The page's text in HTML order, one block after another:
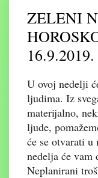
ZELENI
16.9.2019.
U ovoj nedelji
ljudima. Iz
materijalno,
ljude,
će se otvarati u
nedelja će vam
Neplanirani